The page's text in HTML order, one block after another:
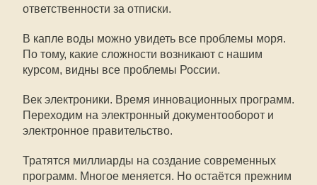
ответственности за отписки.
В капле воды можно увидеть все проблемы моря.
По тому, какие сложности возникают с нашим
курсом, видны все проблемы России.
Век электроники. Время инновационных программ.
Переходим на электронный документооборот и
электронное правительство.
Тратятся миллиарды на создание современных
программ. Многое меняется. Но остаётся прежним